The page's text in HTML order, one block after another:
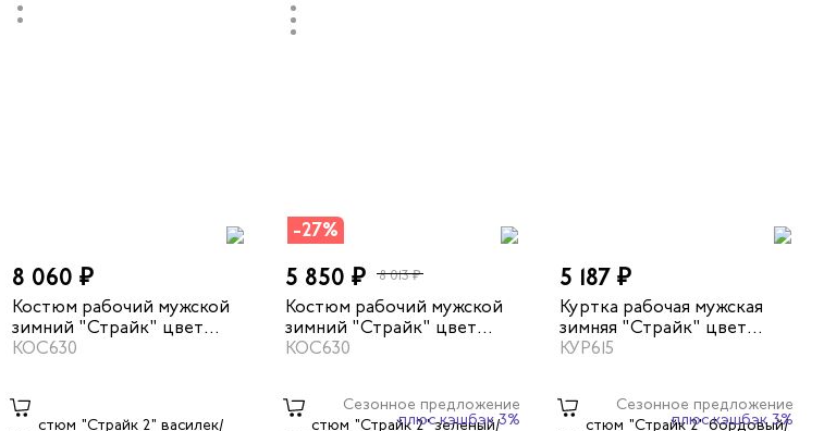
8 060 ₽
Костюм рабочий мужской
зимний "Страйк" цвет
серый/красный
КОС630
-27%
5 850 ₽ 8 013 ₽
Костюм рабочий мужской
зимний "Страйк" цвет
темно-синий/василек
КОС630
5 187 ₽
Куртка рабочая мужская
зимняя "Страйк" цвет
серый/красный
КУР615
Сезонное предложение
плюс кэшбэк 3%
Сезонное предложение
плюс кэшбэк 3%